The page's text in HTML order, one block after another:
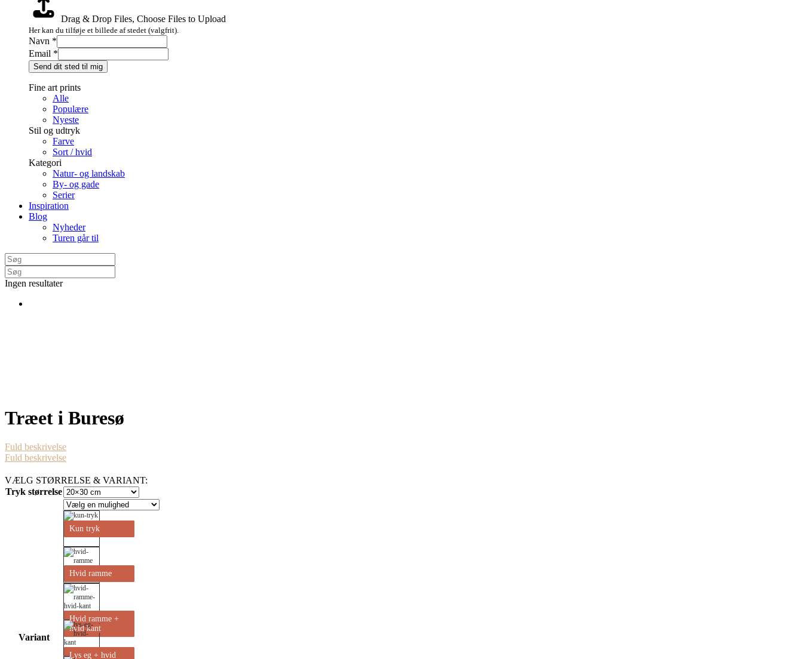
Drag & Drop Files, Choose Files to Upload
Her kan du tilføje et billede af stedet (valgfrit).
Navn *
Email *
Send dit sted til mig
Fine art prints
Alle
Populære
Nyeste
Stil og udtryk
Farve
Sort / hvid
Kategori
Natur- og landskab
By- og gade
Serier
Inspiration
Blog
Nyheder
Turen går til
Ingen resultater
Træet i Buresø
Fuld beskrivelse
Fuld beskrivelse
VÆLG STØRRELSE & VARIANT:
Tryk størrelse
Variant
Kun tryk
Hvid ramme
Hvid ramme +
hvid kant
Lys eg + hvid